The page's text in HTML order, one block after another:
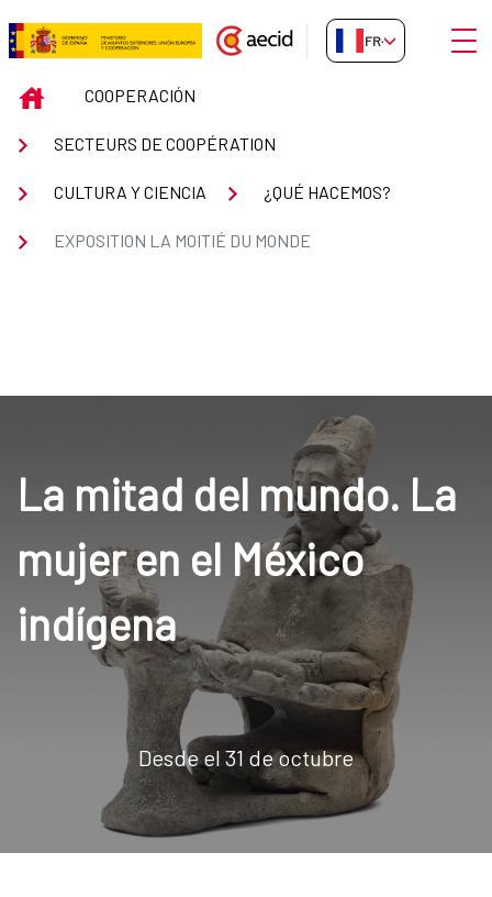
Saut au contenu principal
EXPOSITION LA MOITIÉ DU
FR-FR
INICIOCOOPERACIÓN
SECTEURS DE COOPÉRATION
CULTURA Y CIENCIA ¿QUÉ HACEMOS?
EXPOSITION LA MOITIÉ DU MONDE
La mitad del mundo. La
mujer en el México
indígena
Desde el 31 de octubre